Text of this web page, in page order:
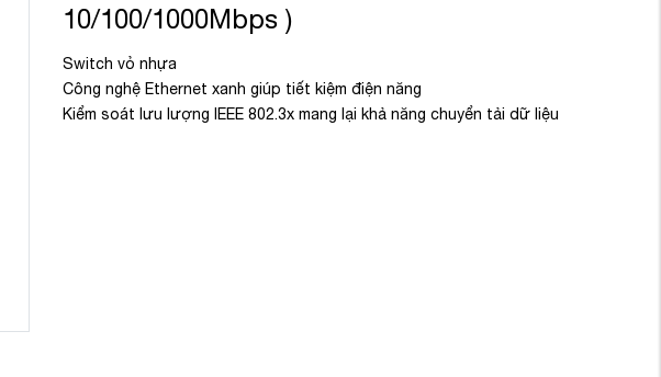
10/100/1000Mbps )
Switch vỏ nhựa
Công nghệ Ethernet xanh giúp tiết kiệm điện năng
Kiểm soát lưu lượng IEEE 802.3x mang lại khả năng chuyển tải dữ liệu